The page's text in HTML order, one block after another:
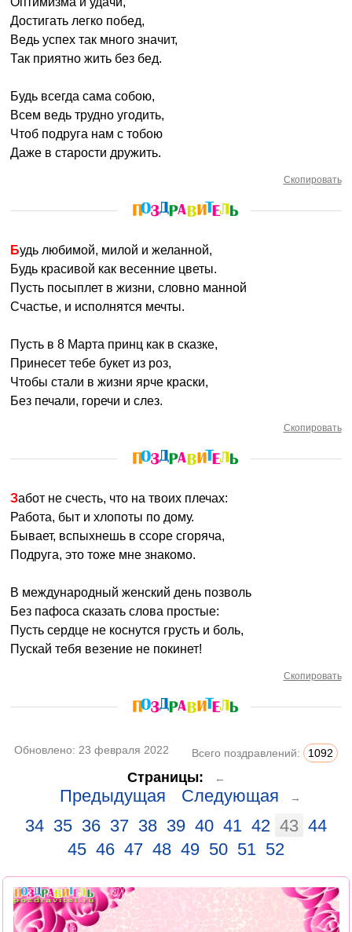
Достигать легко побед,
Ведь успех так много значит,
Так приятно жить без бед.
Будь всегда сама собою,
Всем ведь трудно угодить,
Чтоб подруга нам с тобою
Даже в старости дружить.
Скопировать
Будь любимой, милой и желанной,
Будь красивой как весенние цветы.
Пусть посыплет в жизни, словно манной
Счастье, и исполнятся мечты.
Пусть в 8 Марта принц как в сказке,
Принесет тебе букет из роз,
Чтобы стали в жизни ярче краски,
Без печали, горечи и слез.
Скопировать
Забот не счесть, что на твоих плечах:
Работа, быт и хлопоты по дому.
Бывает, вспыхнешь в ссоре сгоряча,
Подруга, это тоже мне знакомо.
В международный женский день позволь
Без пафоса сказать слова простые:
Пусть сердце не коснутся грусть и боль,
Пускай тебя везение не покинет!
Скопировать
Обновлено: 23 февраля 2022 Всего поздравлений: 1092
Страницы: ←
Предыдущая Следующая →
34 35 36 37 38 39 40 41 42 43 44
45 46 47 48 49 50 51 52